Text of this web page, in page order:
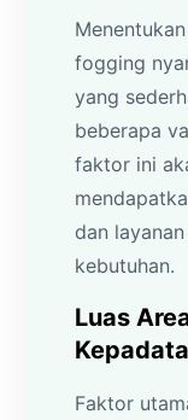
fogging
yang
beberapa
faktor ini
dan
kebutuhan.
Luas
Faktor